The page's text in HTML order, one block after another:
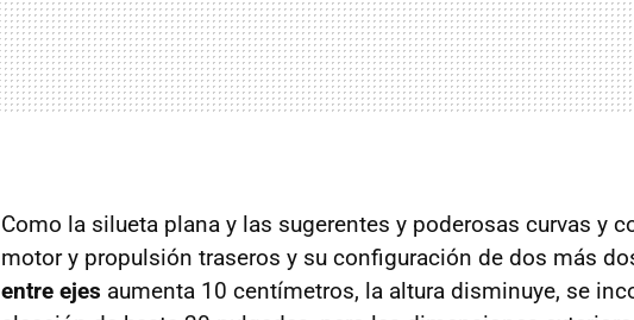
Como la silueta plana y las sugerentes y poderosas curvas y
motor y propulsión traseros y su configuración de dos más
entre ejes aumenta 10 centímetros, la altura disminuye, se